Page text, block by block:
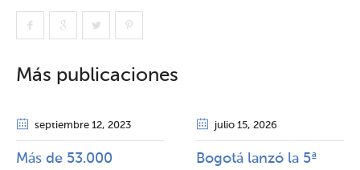
Más publicaciones
septiembre 12, 2023
Más de 53.000
julio 15, 2026
Bogotá lanzó la 5ª